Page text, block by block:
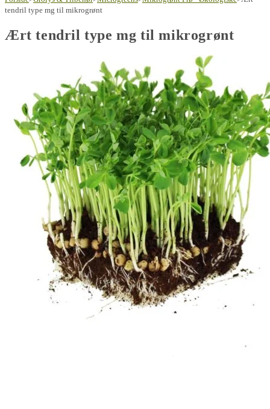
tendril type mg til mikrogrønt
Ært tendril type mg til mikrogrønt